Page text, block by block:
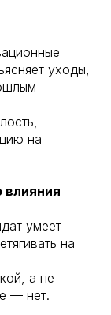
уходы,
на
влияния
умеет
на
а не
— нет.